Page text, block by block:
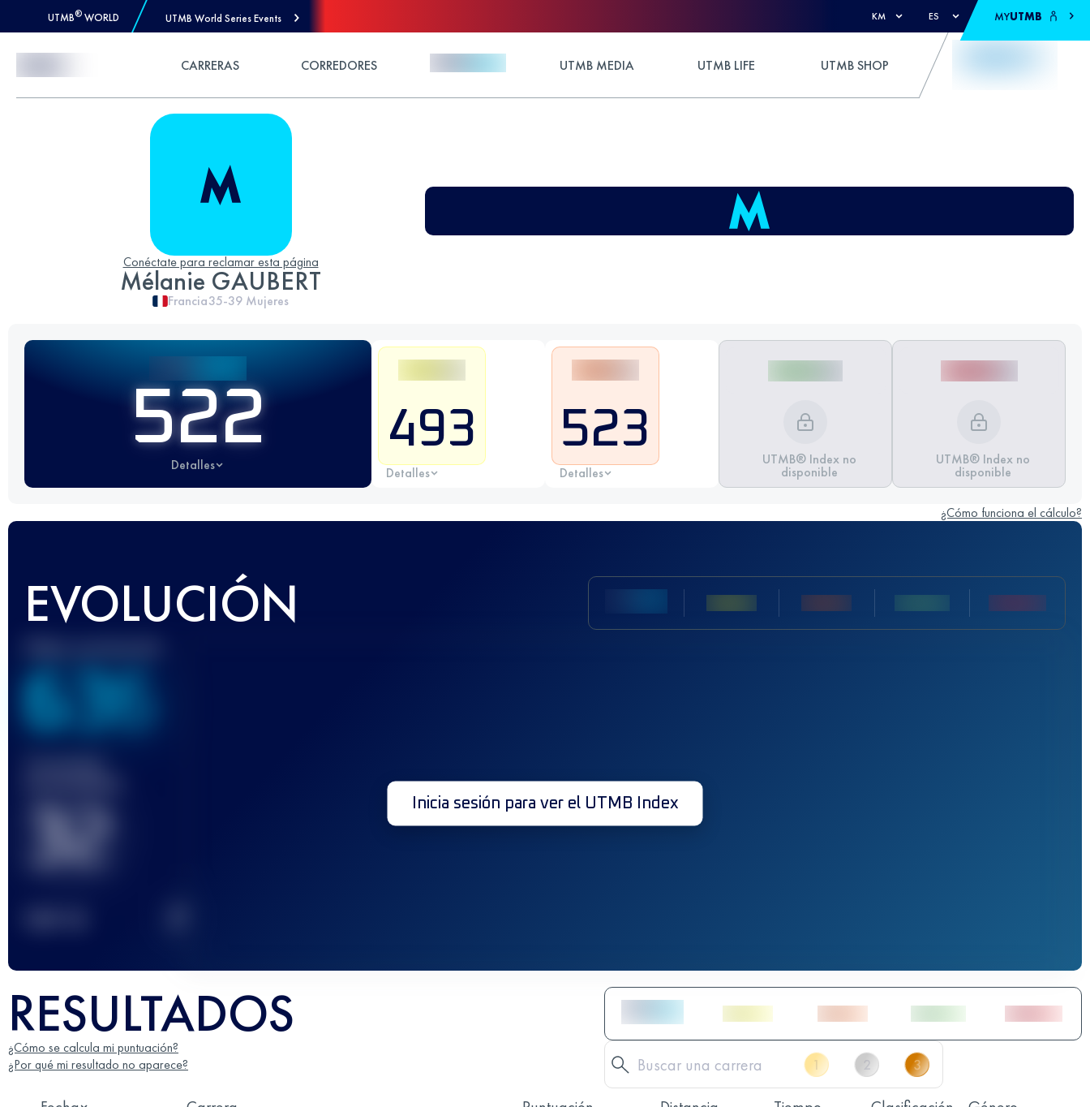
UTMB® WORLD UTMB World Series Events KM ES MYUTMB
CARRERAS CORREDORES UTMB MEDIA UTMB LIFE UTMB SHOP
Conéctate para reclamar esta página
Mélanie GAUBERT
Francia35-39 Mujeres
522
Detalles
493
Detalles
523
Detalles
UTMB® Index no
disponible
UTMB® Index no
disponible
¿Cómo funciona el cálculo?
EVOLUCIÓN
636
32 Inicia sesión para ver el UTMB Index
RESULTADOS
¿Cómo se calcula mi puntuación?
¿Por qué mi resultado no aparece?